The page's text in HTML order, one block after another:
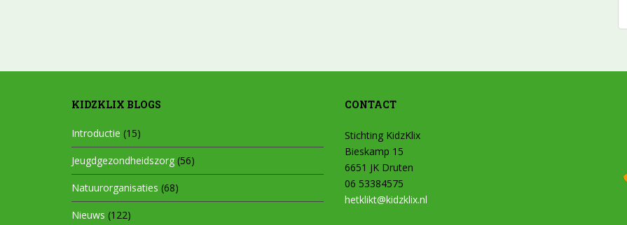
KIDZKLIX BLOGS
Introductie (15)
Jeugdgezondheidszorg (56)
Natuurorganisaties (68)
Nieuws (122)
CONTACT
Stichting KidzKlix
Bieskamp 15
6651 JK Druten
06 53384575
hetklikt@kidzklix.nl